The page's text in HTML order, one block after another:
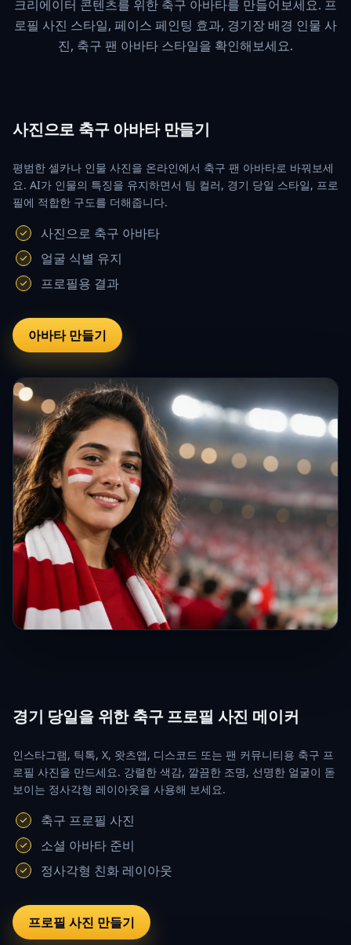
크리에이터 콘텐츠를 위한 축구 아바타를 만들어보세요. 프
로필 사진 스타일, 페이스 페인팅 효과, 경기장 배경 인물 사
진, 축구 팬 아바타 스타일을 확인해보세요.
사진으로 축구 아바타 만들기
평범한 셀카나 인물 사진을 온라인에서 축구 팬 아바타로 바꿔보세
요. AI가 인물의 특징을 유지하면서 팀 컬러, 경기 당일 스타일, 프로
필에 적합한 구도를 더해줍니다.
사진으로 축구 아바타
얼굴 식별 유지
프로필용 결과
아바타 만들기
경기 당일을 위한 축구 프로필 사진 메이커
인스타그램, 틱톡, X, 왓츠앱, 디스코드 또는 팬 커뮤니티용 축구 프
로필 사진을 만드세요. 강렬한 색감, 깔끔한 조명, 선명한 얼굴이 돋
보이는 정사각형 레이아웃을 사용해 보세요.
축구 프로필 사진
소셜 아바타 준비
정사각형 친화 레이아웃
프로필 사진 만들기